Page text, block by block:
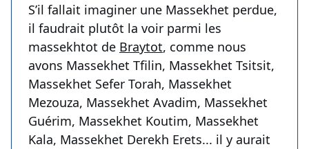
S’il fallait imaginer une Massekhet perdue,
il faudrait plutôt la voir parmi les
massekhtot de Braytot, comme nous
avons Massekhet Tfilin, Massekhet Tsitsit,
Massekhet Sefer Torah, Massekhet
Mezouza, Massekhet Avadim, Massekhet
Guérim, Massekhet Koutim, Massekhet
Kala, Massekhet Derekh Erets... il y aurait